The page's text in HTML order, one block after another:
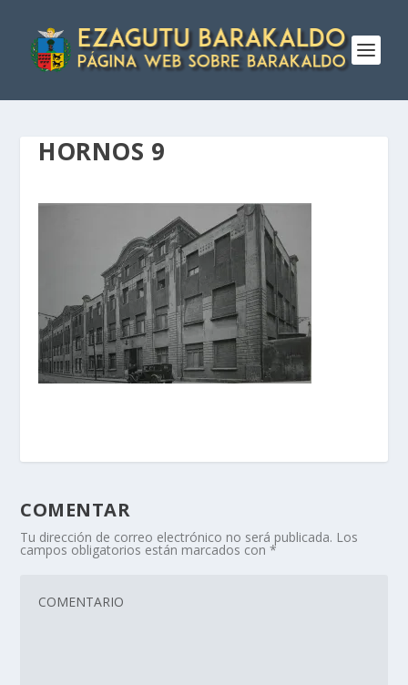
HORNOS 9
COMENTAR
Tu dirección de correo electrónico no será publicada. Los
campos obligatorios están marcados con*